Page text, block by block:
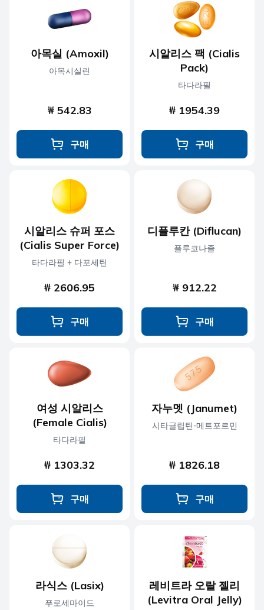
아목실 (Amoxil)
아목시실린
₩ 542.83
구매
시알리스 팩 (Cialis
Pack)
타다라필
₩ 1954.39
구매
시알리스 슈퍼 포스
(Cialis Super Force)
타다라필 + 다포세틴
₩ 2606.95
구매
디플루칸 (Diflucan)
플루코나졸
₩ 912.22
구매
여성 시알리스
(Female Cialis)
타다라필
₩ 1303.32
구매
자누멧 (Janumet)
시타글립틴-메트포르민
₩ 1826.18
구매
라식스 (Lasix)
푸로세마이드
레비트라 오랄 젤리
(Levitra Oral Jelly)